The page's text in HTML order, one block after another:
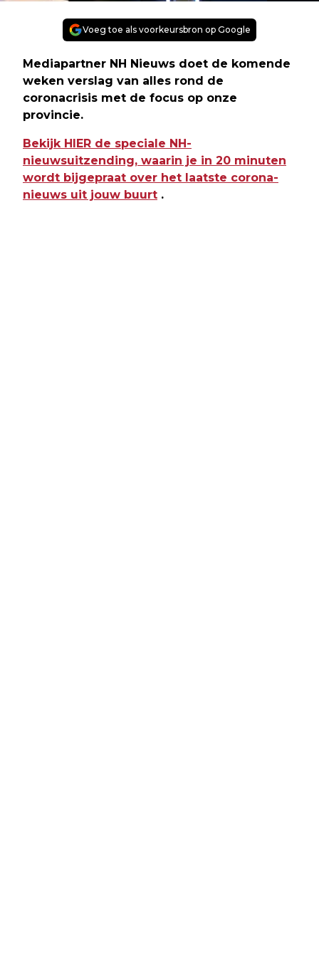
Voeg toe als voorkeursbron op Google
Mediapartner NH Nieuws doet de komende
weken verslag van alles rond de
coronacrisis met de focus op onze
provincie.
Bekijk HIER de speciale NH-
nieuwsuitzending, waarin je in 20 minuten
wordt bijgepraat over het laatste corona-
nieuws uit jouw buurt .